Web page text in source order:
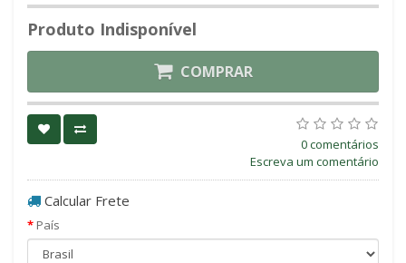
Produto Indisponível
COMPRAR
0 comentários
Escreva um comentário
Calcular Frete
País